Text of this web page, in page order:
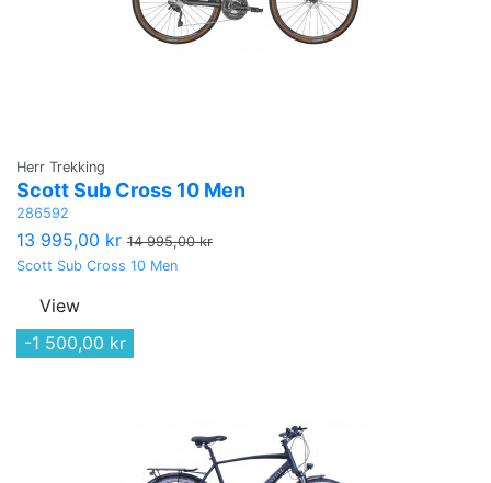
Herr Trekking
Scott Sub Cross 10 Men
286592
13 995,00 kr 14 995,00 kr
Scott Sub Cross 10 Men
View
-1 500,00 kr